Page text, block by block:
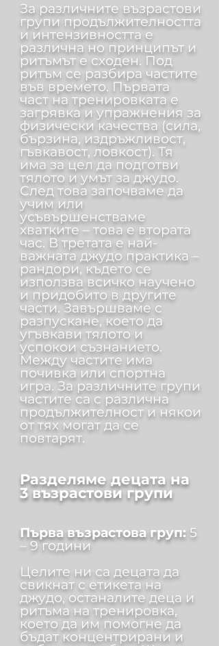
За различните възрастови
групи продължителността
и интензивността е
различна но принципът и
ритъмът е сходен. Под
ритъм се разбира частите
във времето. Първата
част на тренировката е
загрявка и упражнения за
физически качества (сила,
бързина, издръжливост,
гъвкавост, ловкост). Тя
има за цел да подготви
тялото и умът за джудо.
След това започваме да
учим или
усъвършенстваме
хватките – това е втората
час. В третата е най-
важната джудо практика –
рандори, където се
използва всичко научено
и придобито в другите
части. Завършваме с
разпускане, което да
угъвкави тялото и
успокои съзнанието.
Между частите има
почивка или спортна
игра. За различните групи
частите са с различна
продължителност и някои
от тях могат да се
повтарят.
Разделяме децата на
3 възрастови групи
Първа възрастова груп: 5
– 9 години
Целите ни са децата да
свикнат с етикета на
джудо, останалите деца и
ритъма на тренировка,
което да им помогне да
бъдат концентрирани и